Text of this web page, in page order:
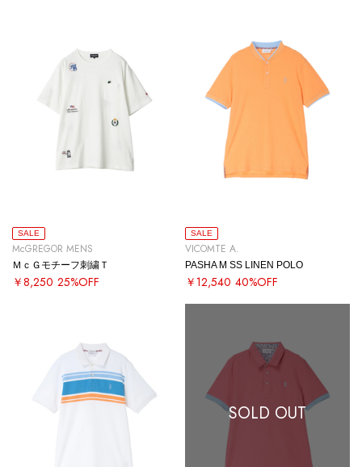
SALE
McGREGOR MENS
ＭｃＧモチーフ刺繍Ｔ
￥8,250 25%OFF
SALE
VICOMTE A.
PASHA M SS LINEN POLO
￥12,540 40%OFF
SOLD OUT